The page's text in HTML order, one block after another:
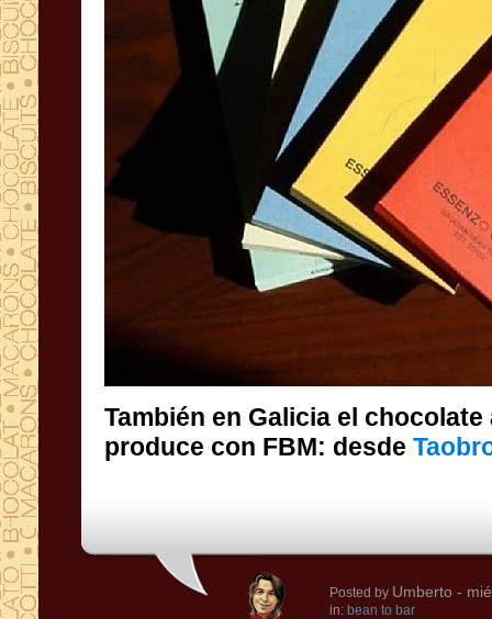
También en Galicia el
produce con FBM: desde
Posted by Umberto -
in: bean to bar